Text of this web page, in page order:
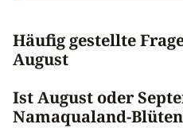
Häufig gestellte
August
Ist August oder
Namaqualand-